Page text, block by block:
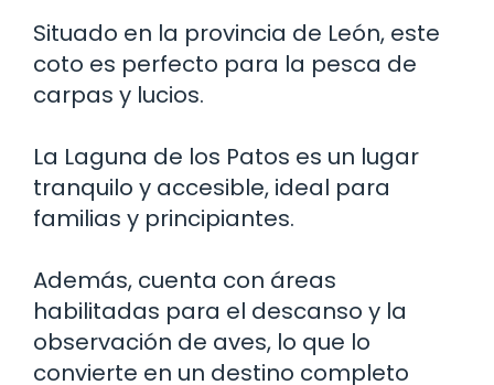
Situado en la provincia de León, este
coto es perfecto para la pesca de
carpas y lucios.
La Laguna de los Patos es un lugar
tranquilo y accesible, ideal para
familias y principiantes.
Además, cuenta con áreas
habilitadas para el descanso y la
observación de aves, lo que lo
convierte en un destino completo